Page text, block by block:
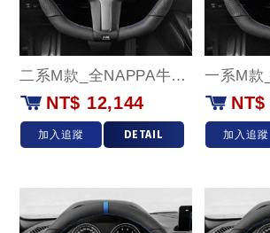
二系M款_全NAPPA牛皮款
NT$ 12,144
加入追蹤 DETAIL 加入追蹤